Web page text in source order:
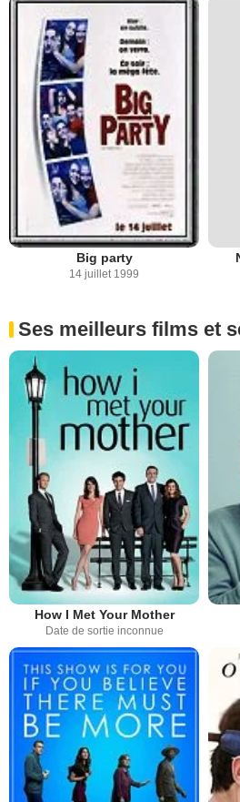
Big party
14 juillet 1999
Ses meilleurs films et
How I Met Your Mother
Date de sortie inconnue